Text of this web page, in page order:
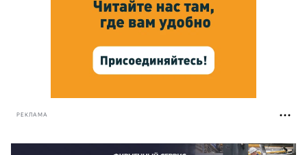
РЕКЛАМА